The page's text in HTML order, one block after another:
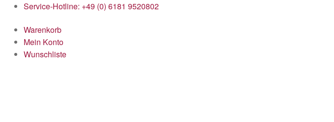
Service-Hotline: +49 (0) 6181 9520802
Warenkorb
Mein Konto
Wunschliste